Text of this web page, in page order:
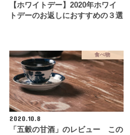
【ホワイトデー】2020年ホワイ
トデーのお返しにおすすめの３選
食べ物
2020.10.8
「五穀の甘酒」のレビュー この